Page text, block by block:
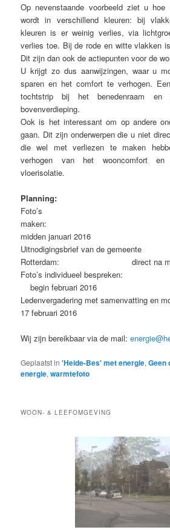
Op nevenstaande voorbeeld ziet u hoe
wordt in verschillend kleuren: bij
kleuren is er weinig verlies, via
verlies toe. Bij de rode en witte vlakken
Dit zijn dan ook de actiepunten voor de
U krijgt zo dus aanwijzingen, waar u
sparen en het comfort te verhogen.
tochtstrip bij het benedenraam
bovenverdieping.
Ook is het interessant om op andere
gaan. Dit zijn onderwerpen die u niet
die wel met verliezen te maken
verhogen van het wooncomfort
vloerisolatie.
Planning:
Foto’s
midden januari 2016
Uitnodigingsbrief van de gemeente
Rotterdam: direct na
Foto’s individueel
begin februari 2016
Ledenvergadering met samenvatting en
17 februari 2016
Wij zijn bereikbaar via de mail:
Geplaatst in 'Heide-Bes' met energie,Geen
energie,warmtefoto
WOON- & LEEFOMGEVING